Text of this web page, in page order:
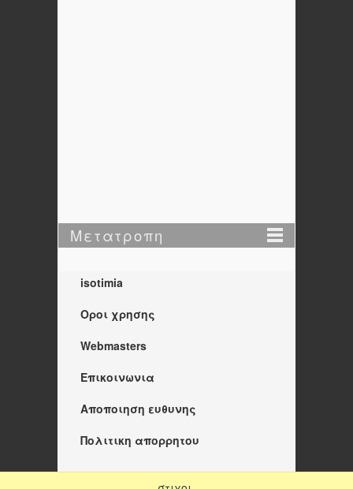
Μετατροπη
isotimia
Οροι χρησης
Webmasters
Επικοινωνια
Αποποιηση ευθυνης
Πολιτικη απορρητου